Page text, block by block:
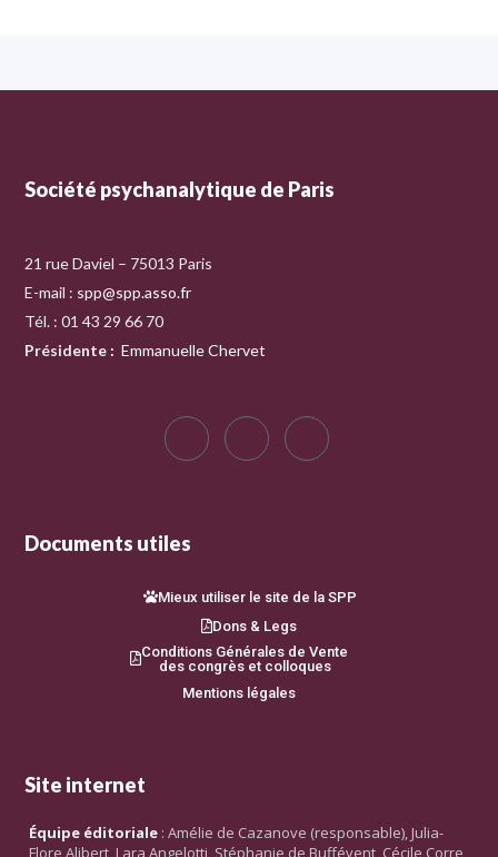
Société psychanalytique de Paris
21 rue Daviel – 75013 Paris
E-mail : spp@spp.asso.fr
Tél. : 01 43 29 66 70
Présidente : Emmanuelle Chervet
Documents utiles
Mieux utiliser le site de la SPP
Dons & Legs
Conditions Générales de Vente
des congrès et colloques
Mentions légales
Site internet
Équipe éditoriale : Amélie de Cazanove (responsable), Julia-
Flore Alibert, Lara Angelotti, Stéphanie de Buffévent, Cécile Corre,